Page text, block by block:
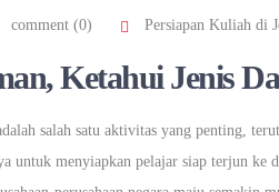
comment (0) Persiapan Kuliah di
Ketahui Jenis
salah satu aktivitas yang penting,
untuk menyiapkan pelajar siap terjun